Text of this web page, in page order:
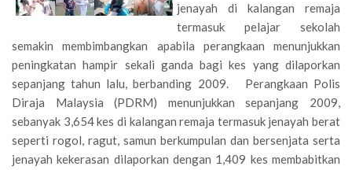
jenayah di kalangan remaja
termasuk pelajar sekolah
semakin membimbangkan apabila perangkaan menunjukkan
peningkatan hampir sekali ganda bagi kes yang dilaporkan
sepanjang tahun lalu, berbanding 2009. Perangkaan Polis
Diraja Malaysia (PDRM) menunjukkan sepanjang 2009,
sebanyak 3,654 kes di kalangan remaja termasuk jenayah berat
seperti rogol, ragut, samun berkumpulan dan bersenjata serta
jenayah kekerasan dilaporkan dengan 1,409 kes membabitkan